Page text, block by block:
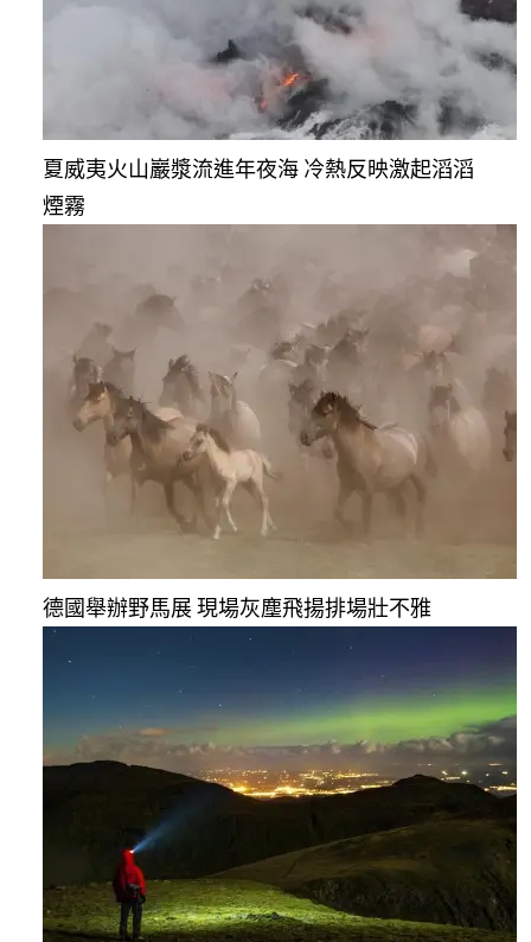
夏威夷火山巖漿流進年夜海 冷熱反映激起滔滔
煙霧
德國舉辦野馬展 現場灰塵飛揚排場壯不雅